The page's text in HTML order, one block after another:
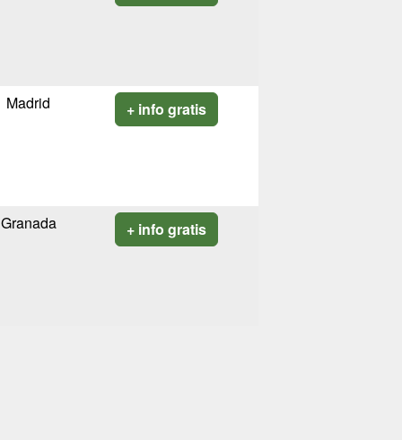
Madrid + info gratis
Granada + info gratis